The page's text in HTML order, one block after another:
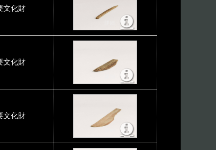
文化財
文化財
文化財